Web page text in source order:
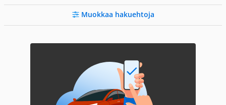
Muokkaa hakuehtoja